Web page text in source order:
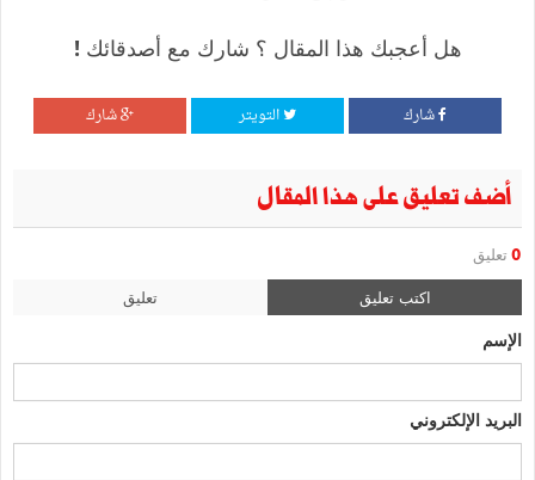
هل أعجبك هذا المقال ؟ شارك مع أصدقائك !
شارك التويتر شارك
أضف تعليق على هذا المقال
0 تعليق
اكتب تعليق تعليق
الإسم
البريد الإلكتروني